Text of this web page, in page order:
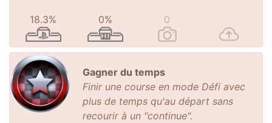
18.3% 0% 0
Gagner du temps
Finir une course en mode Défi avec
plus de temps qu'au départ sans
recourir à un "continue".